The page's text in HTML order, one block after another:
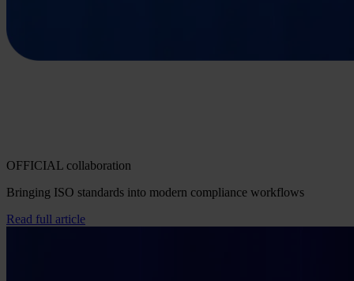
OFFICIAL collaboration
Bringing ISO standards into modern compliance workflows
Read full article